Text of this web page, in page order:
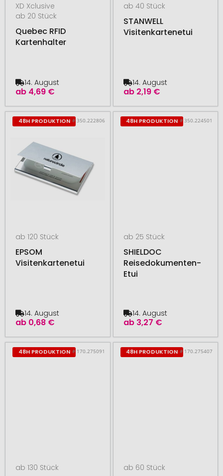
XD Xclusive
ab 20 Stück
Quebec RFID
Kartenhalter
ab 4,69 €
14. August
ab 40 Stück
STANWELL
Visitenkartenetui
ab 2,19 €
14. August
48H PRODUKTION # 350.222806
ab 120 Stück
EPSOM
Visitenkartenetui
ab 0,68 €
14. August
48H PRODUKTION # 350.224501
ab 25 Stück
SHIELDOC
Reisedokumenten-
Etui
ab 3,27 €
14. August
48H PRODUKTION # 170.275091
ab 130 Stück
48H PRODUKTION # 170.275407
ab 60 Stück